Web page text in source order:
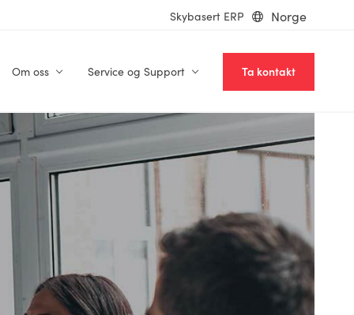
Skybasert ERP Norge
Om oss Service og Support Ta kontakt